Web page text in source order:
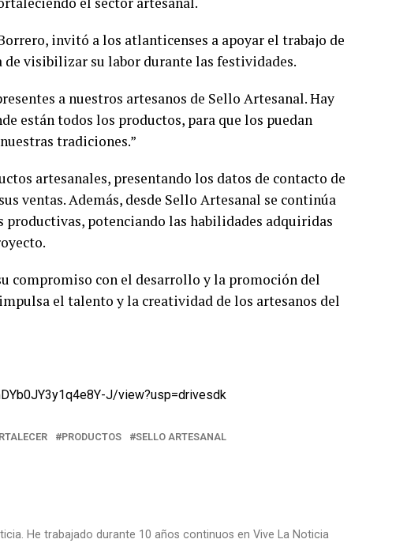
invitó a los atlanticenses a apoyar el trabajo de
visibilizar su labor durante las festividades.
a nuestros artesanos de Sello Artesanal. Hay
están todos los productos, para que los puedan
tradiciones.”
artesanales, presentando los datos de contacto de
ventas. Además, desde Sello Artesanal se continúa
potenciando las habilidades adquiridas
compromiso con el desarrollo y la promoción del
el talento y la creatividad de los artesanos del
J/view?usp=drivesdk
PRODUCTOS SELLO ARTESANAL
He trabajado durante 10 años continuos en Vive La Noticia